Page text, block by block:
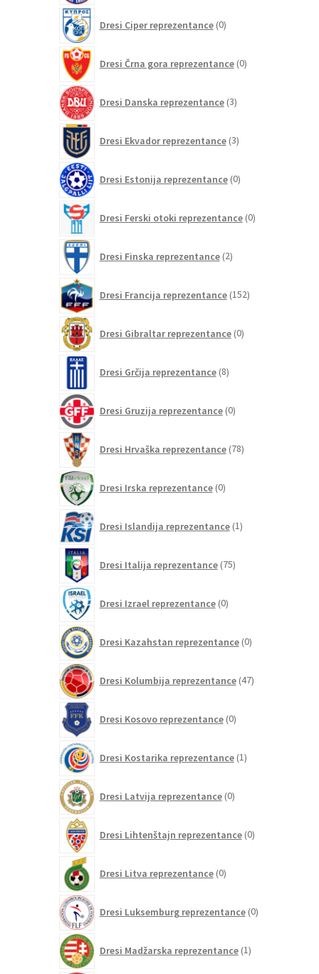
Dresi Ciper reprezentance 0izdelkov
Dresi Črna gora reprezentance 0izdelkov
Dresi Danska reprezentance 3izdelki
Dresi Ekvador reprezentance 3izdelki
Dresi Estonija reprezentance 0izdelkov
Dresi Ferski otoki reprezentance 0izdelkov
Dresi Finska reprezentance 2izdelka
Dresi Francija reprezentance 152izdelkov
Dresi Gibraltar reprezentance 0izdelkov
Dresi Grčija reprezentance 8izdelkov
Dresi Gruzija reprezentance 0izdelkov
Dresi Hrvaška reprezentance 78izdelkov
Dresi Irska reprezentance 0izdelkov
Dresi Islandija reprezentance 1izdelek
Dresi Italija reprezentance 75izdelkov
Dresi Izrael reprezentance 0izdelkov
Dresi Kazahstan reprezentance 0izdelkov
Dresi Kolumbija reprezentance 47izdelkov
Dresi Kosovo reprezentance 0izdelkov
Dresi Kostarika reprezentance 1izdelek
Dresi Latvija reprezentance 0izdelkov
Dresi Lihtenštajn reprezentance 0izdelkov
Dresi Litva reprezentance 0izdelkov
Dresi Luksemburg reprezentance 0izdelkov
Dresi Madžarska reprezentance 1izdelek